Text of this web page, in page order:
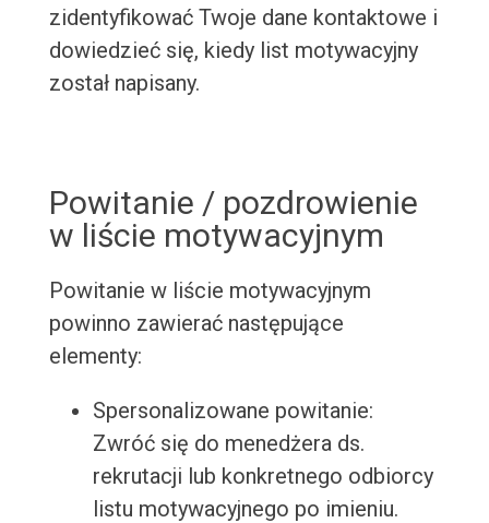
zidentyfikować Twoje dane kontaktowe i
dowiedzieć się, kiedy list motywacyjny
został napisany.
Powitanie / pozdrowienie
w liście motywacyjnym
Powitanie w liście motywacyjnym
powinno zawierać następujące
elementy:
Spersonalizowane powitanie:
Zwróć się do menedżera ds.
rekrutacji lub konkretnego odbiorcy
listu motywacyjnego po imieniu.